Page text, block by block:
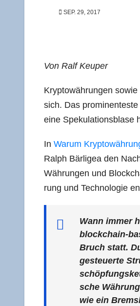
SEP. 29, 2017
Von Ralf Keuper
Kryp­to­wäh­run­gen
sich. Das
eine Spe­ku­la­ti­ons­bla­se
In War­um
Ralph Bär­li­gea den
Wäh­run­gen und
rung und Tech­no­lo­gie
Wann immer
block­chain-
Bruch statt.
gesteu­er­te
sche
wie ein